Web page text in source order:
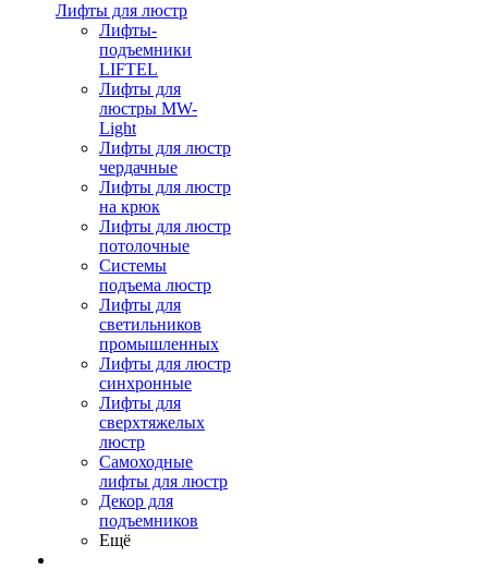
Лифты для люстр
Лифты-
подъемники
LIFTEL
Лифты для
люстры MW-
Light
Лифты для люстр
чердачные
Лифты для люстр
на крюк
Лифты для люстр
потолочные
Системы
подъема люстр
Лифты для
светильников
промышленных
Лифты для люстр
синхронные
Лифты для
сверхтяжелых
люстр
Самоходные
лифты для люстр
Декор для
подъемников
Ещё